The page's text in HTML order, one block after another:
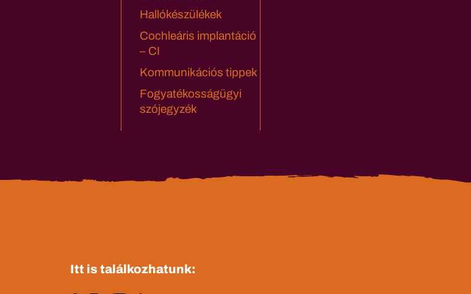
Hallókészülékek
Cochleáris implantáció
– CI
Kommunikációs tippek
Fogyatékosságügyi
szójegyzék
Itt is találkozhatunk: